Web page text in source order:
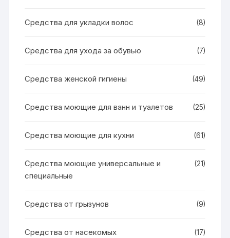
Средства для укладки волос (8)
Средства для ухода за обувью (7)
Средства женской гигиены (49)
Средства моющие для ванн и туалетов (25)
Средства моющие для кухни (61)
Средства моющие универсальные и
специальные
(21)
Средства от грызунов (9)
Средства от насекомых
(17)